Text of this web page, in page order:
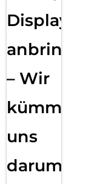
Displayfolie
anbringen
– Wir
kümmern
uns
darum!